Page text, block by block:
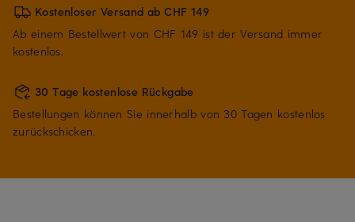
Kostenloser Versand ab CHF 149
Ab einem Bestellwert von CHF 149 ist der Versand immer
kostenlos.
30 Tage kostenlose Rückgabe
Bestellungen können Sie innerhalb von 30 Tagen kostenlos
zurückschicken.